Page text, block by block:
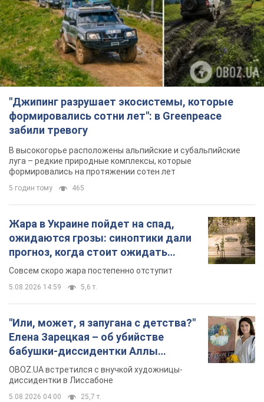
"Джипинг разрушает экосистемы, которые
формировались сотни лет": в Greenpeace
забили тревогу
В высокогорье расположены альпийские и субальпийские
луга – редкие природные комплексы, которые
формировались на протяжении сотен лет
5 годин тому 465
Жара в Украине пойдет на спад,
ожидаются грозы: синоптики дали
прогноз, когда стоит ожидать
изменения погоды
Совсем скоро жара постепенно отступит
5.08.2026 14:59 5,6 т.
"Или, может, я запугана с детства?"
Елена Зарецкая – об убийстве
бабушки-диссидентки Аллы
Горской, критике сына Стуса и
бегстве в Португалию с пятью
детьми
OBOZ.UA встретился с внучкой художницы-
диссидентки в Лиссабоне
5.08.2026 04:00 25,7 т.